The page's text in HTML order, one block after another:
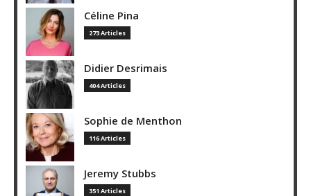
Céline Pina
273 Articles
Didier Desrimais
404 Articles
Sophie de Menthon
116 Articles
Jeremy Stubbs
351 Articles